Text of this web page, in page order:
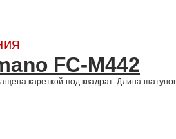
FC-M442
кареткой под квадрат. Длина